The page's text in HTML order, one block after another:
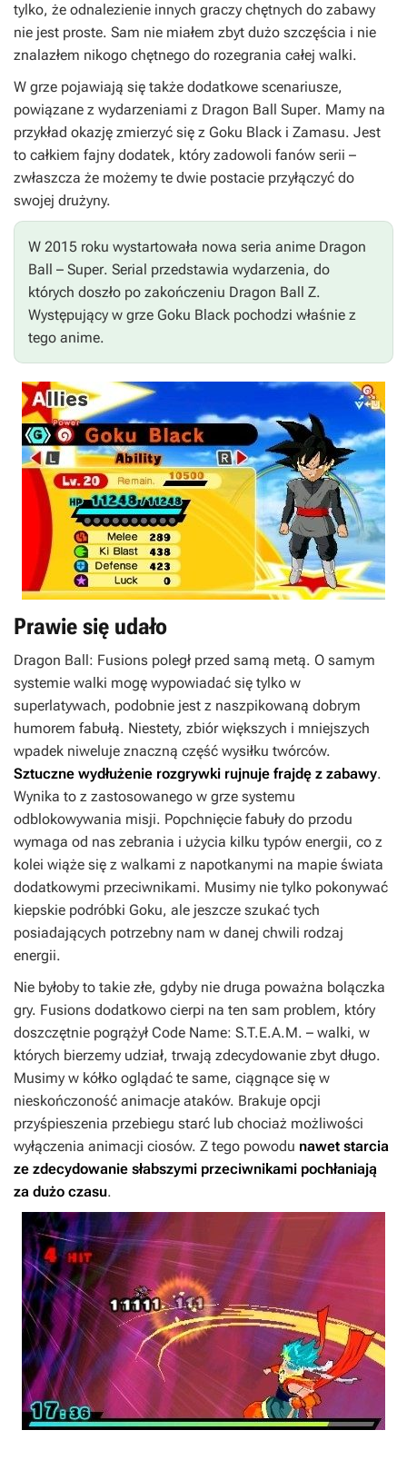
tylko, że odnalezienie innych graczy chętnych do zabawy
nie jest proste. Sam nie miałem zbyt dużo szczęścia i nie
znalazłem nikogo chętnego do rozegrania całej walki.
W grze pojawiają się także dodatkowe scenariusze,
powiązane z wydarzeniami z Dragon Ball Super. Mamy na
przykład okazję zmierzyć się z Goku Black i Zamasu. Jest
to całkiem fajny dodatek, który zadowoli fanów serii –
zwłaszcza że możemy te dwie postacie przyłączyć do
swojej drużyny.
W 2015 roku wystartowała nowa seria anime Dragon
Ball – Super. Serial przedstawia wydarzenia, do
których doszło po zakończeniu Dragon Ball Z.
Występujący w grze Goku Black pochodzi właśnie z
tego anime.
Prawie się udało
Dragon Ball: Fusions poległ przed samą metą. O samym
systemie walki mogę wypowiadać się tylko w
superlatywach, podobnie jest z naszpikowaną dobrym
humorem fabułą. Niestety, zbiór większych i mniejszych
wpadek niweluje znaczną część wysiłku twórców.
Sztuczne wydłużenie rozgrywki rujnuje frajdę z zabawy.
Wynika to z zastosowanego w grze systemu
odblokowywania misji. Popchnięcie fabuły do przodu
wymaga od nas zebrania i użycia kilku typów energii, co z
kolei wiąże się z walkami z napotkanymi na mapie świata
dodatkowymi przeciwnikami. Musimy nie tylko pokonywać
kiepskie podróbki Goku, ale jeszcze szukać tych
posiadających potrzebny nam w danej chwili rodzaj
energii.
Nie byłoby to takie złe, gdyby nie druga poważna bolączka
gry. Fusions dodatkowo cierpi na ten sam problem, który
doszczętnie pogrążył Code Name: S.T.E.A.M. – walki, w
których bierzemy udział, trwają zdecydowanie zbyt długo.
Musimy w kółko oglądać te same, ciągnące się w
nieskończoność animacje ataków. Brakuje opcji
przyśpieszenia przebiegu starć lub chociaż możliwości
wyłączenia animacji ciosów. Z tego powodu nawet starcia
ze zdecydowanie słabszymi przeciwnikami pochłaniają
za dużo czasu.